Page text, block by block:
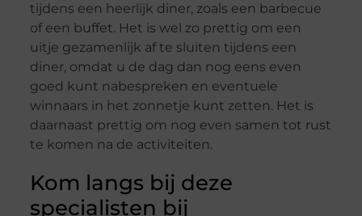
tijdens een heerlijk diner, zoals een barbecue
of een buffet. Het is wel zo prettig om een
uitje gezamenlijk af te sluiten tijdens een
diner, omdat u de dag dan nog eens even
goed kunt nabespreken en eventuele
winnaars in het zonnetje kunt zetten. Het is
daarnaast prettig om nog even samen tot rust
te komen na de activiteiten.
Kom langs bij deze
specialisten bij